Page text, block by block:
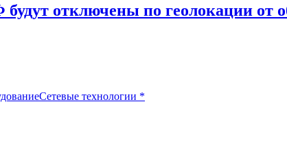
отключены по геолокации от
Сетевые технологии *